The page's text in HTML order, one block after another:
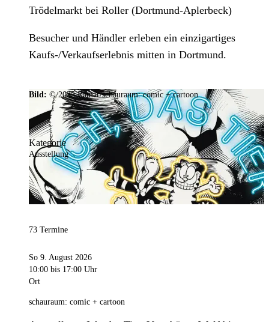
Trödelmarkt bei Roller (Dortmund-Aplerbeck)
Besucher und Händler erleben ein einzigartiges
Kaufs-/Verkaufserlebnis mitten in Dortmund.
Bild: © 2025 Ramar/schauraum: comic + cartoon
Kategorie
Ausstellung
73 Termine
So 9. August 2026
10:00 bis 17:00 Uhr
Ort
schauraum: comic + cartoon